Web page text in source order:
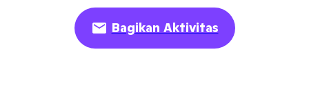
Bagikan Aktivitas